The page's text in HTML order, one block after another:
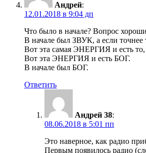
Андрей:
12.01.2018 в 9:04 дп
Что было в начале? Вопрос
В начале был ЗВУК, а если
Вот эта самая ЭНЕРГИЯ и есть то,
Вот эта ЭНЕРГИЯ и есть БОГ.
В начале был БОГ.
Ответить
Андрей 38:
08.06.2018 в 5:01 пп
Это наверное, как радио
Первым появилось радио